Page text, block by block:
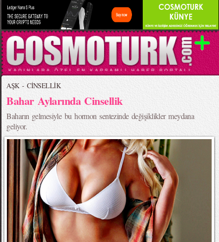
AŞK - CİNSELLİK
Bahar Aylarında Cinsellik
Baharın gelmesiyle bu hormon sentezinde değişiklikler meydana
geliyor.